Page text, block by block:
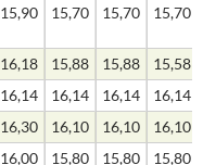
15,90 15,70 15,70 15,70
16,18 15,88 15,88
15,58
16,14 16,14 16,14
16,14
16,30 16,10 16,10
16,10
16,00 15,80 15,80
15,80